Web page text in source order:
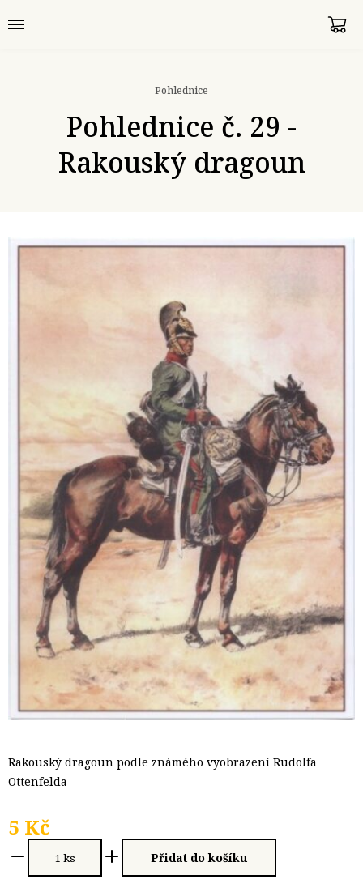
Pohlednice
Pohlednice č. 29 -
Rakouský dragoun
Rakouský dragoun podle známého vyobrazení Rudolfa
Ottenfelda
5 Kč
Přidat do košíku